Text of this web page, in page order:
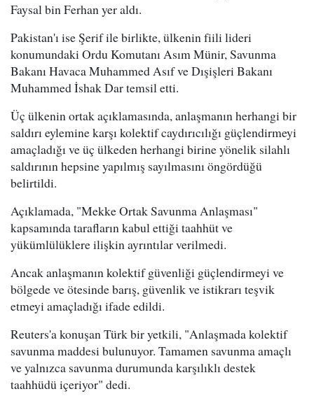
Faysal bin Ferhan yer aldı.
Pakistan'ı ise Şerif ile birlikte, ülkenin fiili lideri
konumundaki Ordu Komutanı Asım Münir, Savunma
Bakanı Havaca Muhammed Asıf ve Dışişleri Bakanı
Muhammed İshak Dar temsil etti.
Üç ülkenin ortak açıklamasında, anlaşmanın herhangi bir
saldırı eylemine karşı kolektif caydırıcılığı güçlendirmeyi
amaçladığı ve üç ülkeden herhangi birine yönelik silahlı
saldırının hepsine yapılmış sayılmasını öngördüğü
belirtildi.
Açıklamada, "Mekke Ortak Savunma Anlaşması"
kapsamında tarafların kabul ettiği taahhüt ve
yükümlülüklere ilişkin ayrıntılar verilmedi.
Ancak anlaşmanın kolektif güvenliği güçlendirmeyi ve
bölgede ve ötesinde barış, güvenlik ve istikrarı teşvik
etmeyi amaçladığı ifade edildi.
Reuters'a konuşan Türk bir yetkili, "Anlaşmada kolektif
savunma maddesi bulunuyor. Tamamen savunma amaçlı
ve yalnızca savunma durumunda karşılıklı destek
taahhüdü içeriyor" dedi.